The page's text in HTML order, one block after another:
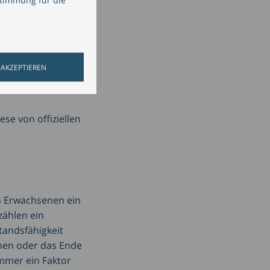
dass der
von offiziellen
ein
ein
oder das Ende
ein Faktor